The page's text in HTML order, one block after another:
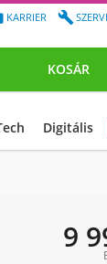
KOSÁR

KARRIER
Digitális
9